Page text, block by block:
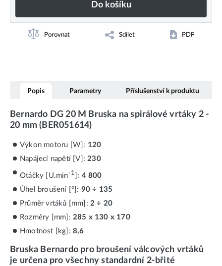
Do košíku
Porovnat Sdílet PDF
Popis Parametry Příslušenství k produktu
Bernardo DG 20 M Bruska na spirálové vrtáky 2 -
20 mm (BER051614)
Výkon motoru [W]: 120
Napájecí napětí [V]: 230
Otáčky [U.min-1]: 4 800
Úhel broušení [°]: 90 ÷ 135
Průměr vrtáků [mm]: 2 ÷ 20
Rozměry [mm]: 285 x 130 x 170
Hmotnost [kg]: 8,6
Bruska Bernardo pro broušení válcových vrtáků
je určena pro všechny standardní 2-břité